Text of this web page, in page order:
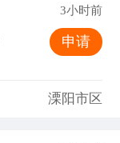
3小时前
申请
溧阳市区